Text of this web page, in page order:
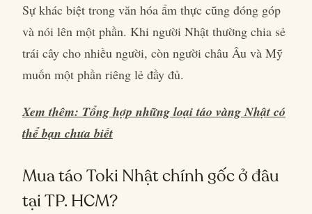
Sự khác biệt trong văn hóa ẩm thực cũng đóng góp
và nói lên một phần. Khi người Nhật thường chia sẻ
trái cây cho nhiều người, còn người châu Âu và Mỹ
muốn một phần riêng lẻ đầy đủ.
Xem thêm: Tổng hợp những loại táo vàng Nhật có
thể bạn chưa biết
Mua táo Toki Nhật chính gốc ở đâu
tại TP. HCM?